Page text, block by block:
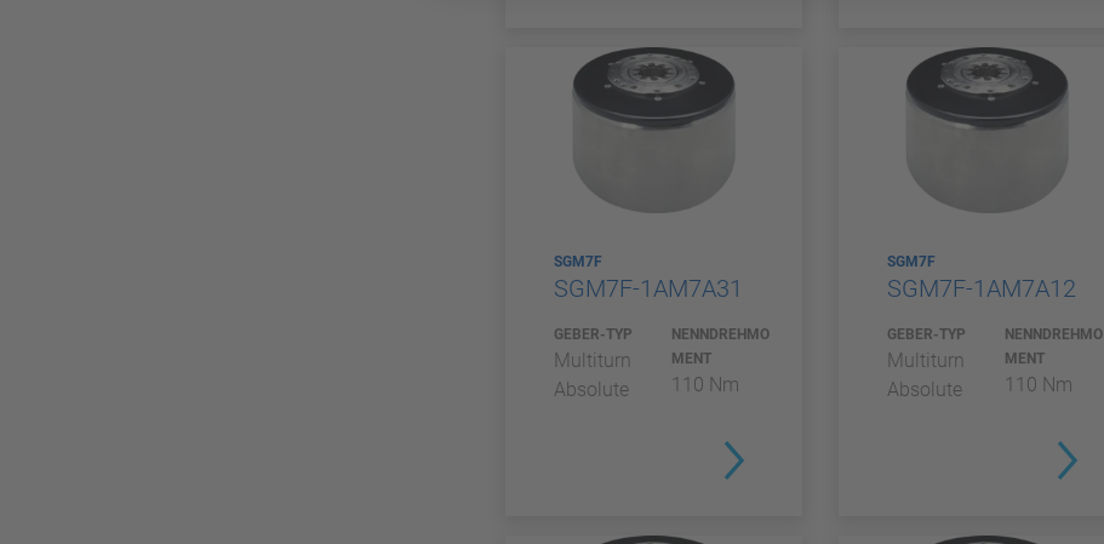
SGM7F
SGM7F-1AM7A31
GEBER-TYP
Multiturn
Absolute
NENNDREHMO
MENT
110 Nm
SGM7F
SGM7F-1AM7A12
GEBER-TYP
Multiturn
Absolute
NENNDREHMO
MENT
110 Nm